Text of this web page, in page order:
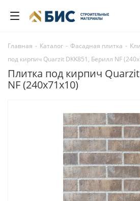
Главная - Каталог - Фасадная плитка -
под кирпич Quarzit DKK851, Берилл NF
Плитка под кирпич
NF (240х71х10)